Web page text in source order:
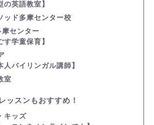
の英語教室】
ッド多摩センター校
センター
す学童保育】
人バイリンガル講師】
室
ッスンもおすすめ！
キッズ